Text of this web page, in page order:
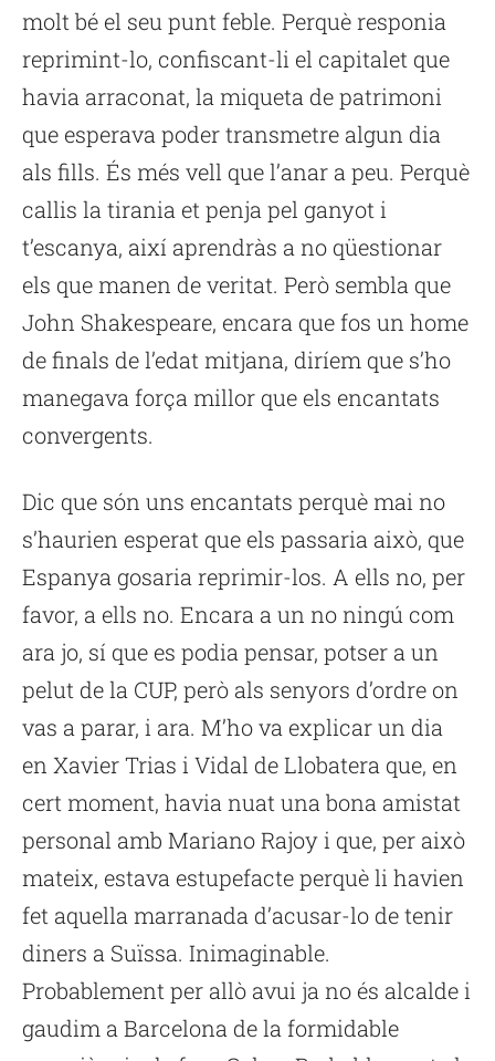
molt bé el seu punt feble. Perquè responia
reprimint-lo, confiscant-li el capitalet que
havia arraconat, la miqueta de patrimoni
que esperava poder transmetre algun dia
als fills. És més vell que l’anar a peu. Perquè
callis la tirania et penja pel ganyot i
t’escanya, així aprendràs a no qüestionar
els que manen de veritat. Però sembla que
John Shakespeare, encara que fos un home
de finals de l’edat mitjana, diríem que s’ho
manegava força millor que els encantats
convergents.
Dic que són uns encantats perquè mai no
s’haurien esperat que els passaria això, que
Espanya gosaria reprimir-los. A ells no, per
favor, a ells no. Encara a un no ningú com
ara jo, sí que es podia pensar, potser a un
pelut de la CUP, però als senyors d’ordre on
vas a parar, i ara. M’ho va explicar un dia
en Xavier Trias i Vidal de Llobatera que, en
cert moment, havia nuat una bona amistat
personal amb Mariano Rajoy i que, per això
mateix, estava estupefacte perquè li havien
fet aquella marranada d’acusar-lo de tenir
diners a Suïssa. Inimaginable.
Probablement per allò avui ja no és alcalde i
gaudim a Barcelona de la formidable